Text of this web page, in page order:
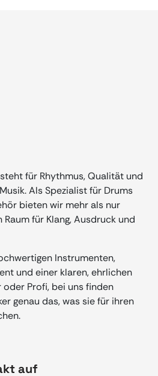
steht für Rhythmus, Qualität und
Als Spezialist für Drums
bieten wir mehr als nur
für Klang, Ausdruck und
Instrumenten,
und einer klaren, ehrlichen
oder Profi, bei uns finden
genau das, was sie für ihren
auf